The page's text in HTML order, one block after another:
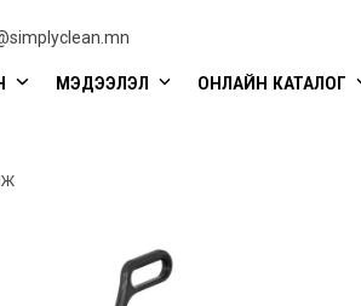
МЭДЭЭЛЭЛ ОНЛАЙН КАТАЛОГ